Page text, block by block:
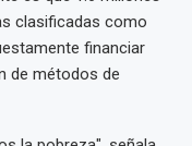
clasificadas como
financiar
de métodos de